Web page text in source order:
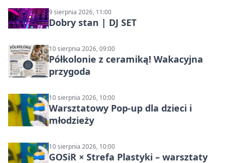
9 sierpnia 2026, 11:00
Dobry stan | DJ SET
10 sierpnia 2026, 09:00
Półkolonie z ceramiką! Wakacyjna
przygoda
10 sierpnia 2026, 10:00
Warsztatowy Pop-up dla dzieci i
młodzieży
10 sierpnia 2026, 10:00
GOSiR × Strefa Plastyki – warsztaty